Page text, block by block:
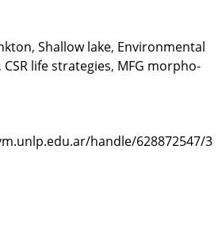
, Shallow lake, Environmental
, CSR life strategies, MFG morpho-
handle/628872547/3